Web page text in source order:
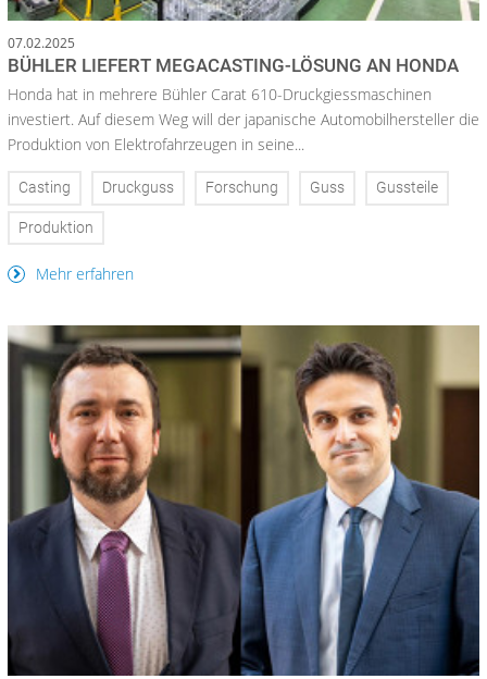
07.02.2025
BÜHLER LIEFERT MEGACASTING-LÖSUNG AN HONDA
Honda hat in mehrere Bühler Carat 610-Druckgiessmaschinen
investiert. Auf diesem Weg will der japanische Automobilhersteller die
Produktion von Elektrofahrzeugen in seine...
Casting Druckguss Forschung Guss Gussteile
Produktion
Mehr erfahren